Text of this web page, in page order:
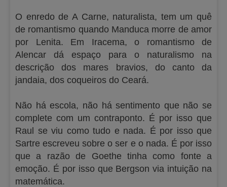
O enredo de A Carne, naturalista, tem um quê
de romantismo quando Manduca morre de amor
por Lenita. Em Iracema, o romantismo de
Alencar dá espaço para o naturalismo na
descrição dos mares bravios, do canto da
jandaia, dos coqueiros do Ceará.
Não há escola, não há sentimento que não se
complete com um contraponto. É por isso que
Raul se viu como tudo e nada. É por isso que
Sartre escreveu sobre o ser e o nada. É por isso
que a razão de Goethe tinha como fonte a
emoção. É por isso que Bergson via intuição na
matemática.